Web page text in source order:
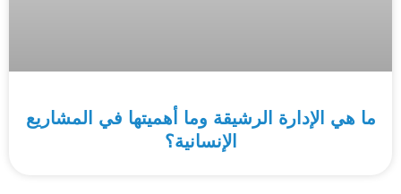
ما هي الإدارة الرشيقة وما أهميتها في المشاريع
الإنسانية؟